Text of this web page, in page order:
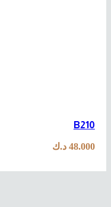
B210
48.000 د.ك